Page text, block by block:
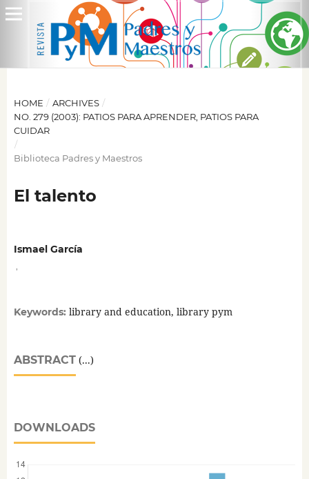
HOME / ARCHIVES /
NO. 279 (2003): PATIOS PARA APRENDER, PATIOS PARA
CUIDAR
/
Biblioteca Padres y Maestros
El talento
Ismael García
Keywords: library and education, library pym
ABSTRACT(...)
DOWNLOADS